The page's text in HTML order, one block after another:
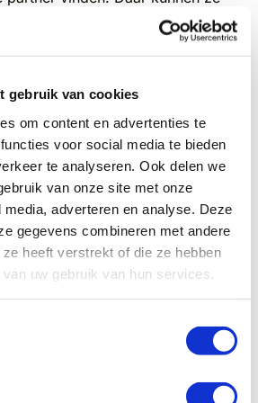
gebruik van cookies
om content en advertenties te
voor social media te bieden
te analyseren. Ook delen we
van onze site met onze
adverteren en analyse. Deze
gegevens combineren met andere
heeft verstrekt of die ze hebben
uw gebruik van hun services.
treffen, die gevolgen
Zo kan de nieuwe partner
een testament.Er kan een
opgesteld. Al die gevallen
op voor de uitbetaling van de
kort na elkaar overlijden zijn
Althans degen die het
in het eerste overlijden.
vaak bepalingen opgenomen
belasting betalen. Dit noem je